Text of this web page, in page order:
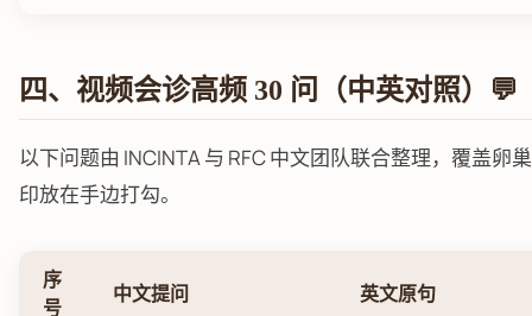
四、视频会诊高频 30 问（中英对照）💬
以下问题由 INCINTA 与 RFC 中文团队联合整理，覆盖
印放在手边打勾。
序
号
中文提问 英文原句